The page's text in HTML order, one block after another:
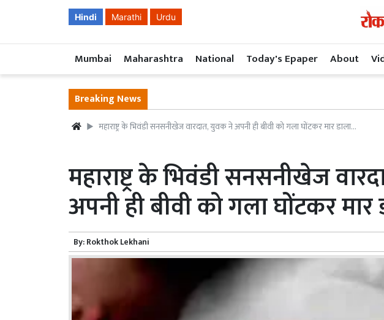
Hindi Marathi Urdu
Mumbai Maharashtra National Today's Epaper About
Breaking News
महाराष्ट्र के भिवंडी सनसनीखेज वारदात, युवक ने अपनी ही बीवी को गला घोंटकर मार डाला…
महाराष्ट्र के भिवंडी सनसनीखेज
अपनी ही बीवी को गला घोंटकर
By:Rokthok Lekhani